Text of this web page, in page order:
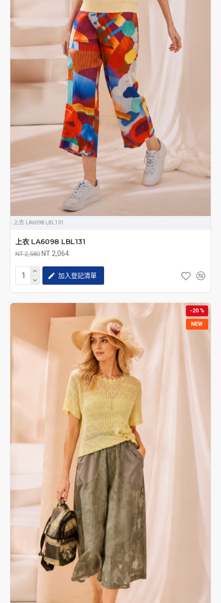
上衣 LA6098 LBL131
上衣 LA6098 LBL131
NT 2,580 NT 2,064
加入登記清單
NEW
-20 %